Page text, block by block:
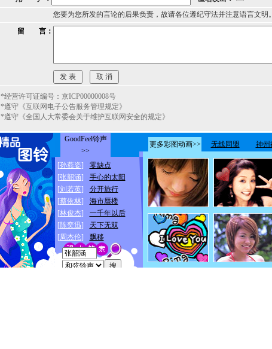
您要为您所发的言论的后果负责，故请各位遵纪守法并注意语言文明。
留 言：
*经营许可证编号：京ICP00000008号
*遵守《互联网电子公告服务管理规定》
*遵守《全国人大常委会关于维护互联网安全的规定》